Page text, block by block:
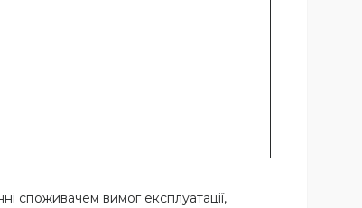
споживачем вимог експлуатації,